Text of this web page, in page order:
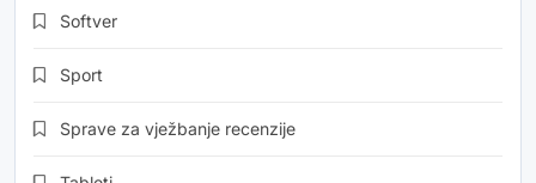
Softver
Sport
Sprave za vježbanje recenzije